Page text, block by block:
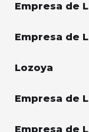
Empresa de
Empresa de
Lozoya
Empresa de
Empresa de